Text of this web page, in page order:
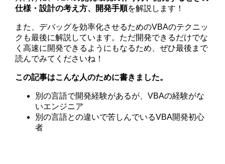
仕様・設計の考え方、開発手順を解説します！
また、デバッグを効率化させるためのVBAのテクニッ
クも最後に解説しています。ただ開発できるだけでな
く高速に開発できるようにもなるため、ぜひ最後まで
読んでみてくださいね！
この記事はこんな人のために書きました。
別の言語で開発経験があるが、VBAの経験がな
いエンジニア
別の言語との違いで苦しんでいるVBA開発初心
者